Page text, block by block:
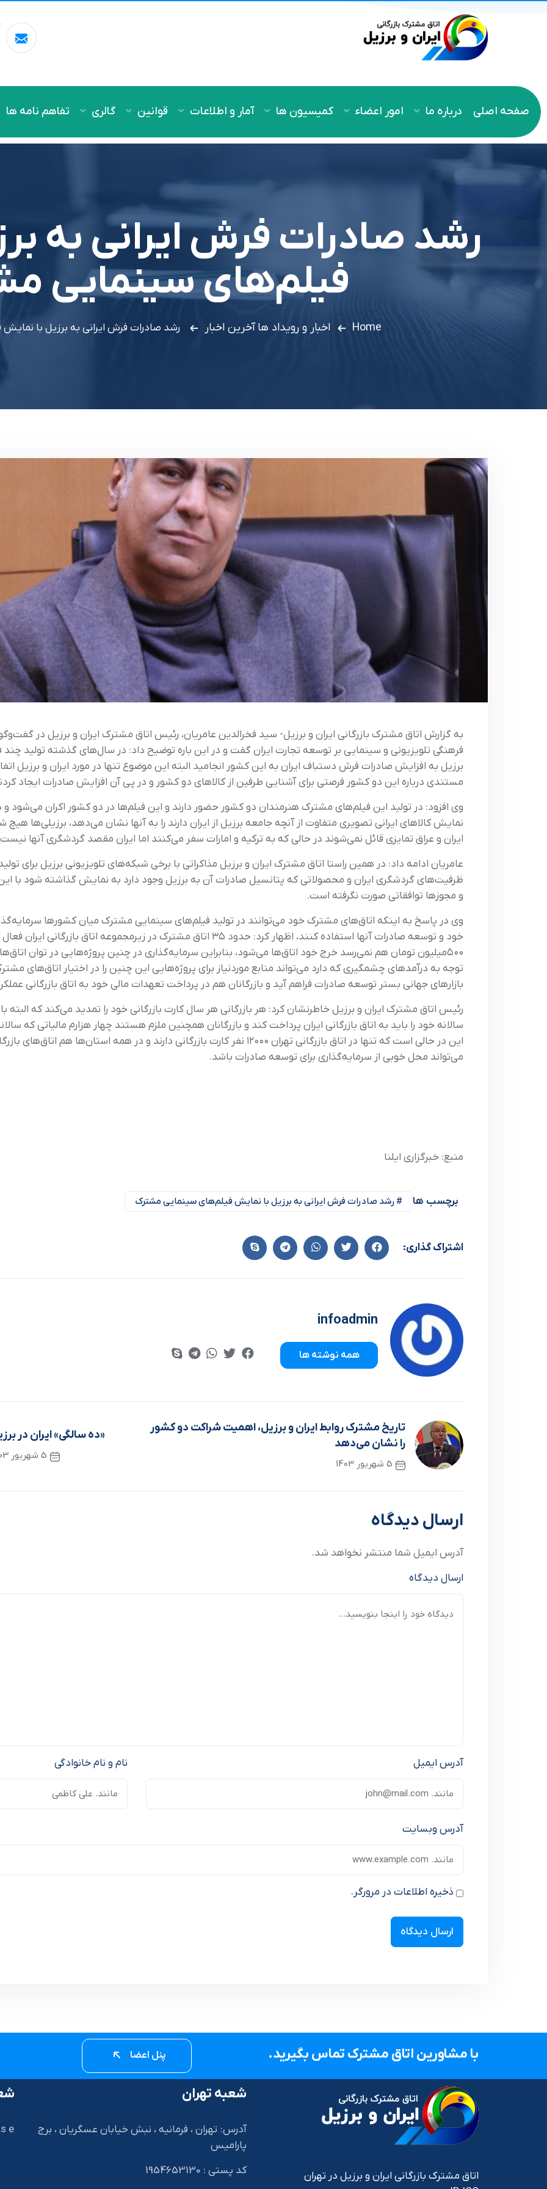
صفحه اصلی درباره ما امور اعضاء کمیسیون ها آمار و اطلاعات قوانین گالری تفاهم نامه ها
رشد صادرات فرش ایرانی به
فیلم‌های سینمایی
Home اخبار و رویداد ها آخرین اخبار رشد صادرات فرش ایرانی به برزیل با
به گزارش اتاق مشترک بازرگانی ایران و برزیل- سید فخرالدین عامریان، رئیس اتاق مشترک ایران و برزیل در گفت‌وگو
فرهنگی تلویزیونی و سینمایی بر توسعه تجارت ایران گفت و در این باره توضیح داد: در سال‌های گذشته تولید
برزیل به افزایش صادرات فرش دستباف ایران به این کشور انجامید البته این موضوع تنها در مورد ایران و برزیل
مستندی درباره این دو کشور فرصتی برای آشنایی طرفین از کالاهای دو کشور و در پی آن افزایش صادرات ایجاد
وی افزود: در تولید این فیلم‌های مشترک هنرمندان دو کشور حضور دارند و این فیلم‌ها در دو کشور اکران می‌شود و در
نمایش کالاهای ایرانی تصویری متفاوت از آنچه جامعه برزیل از ایران دارند را به آنها نشان می‌دهد، برزیلی‌ها
ایران و عراق تمایزی قائل نمی‌شوند در حالی که به ترکیه و امارات سفر می‌کنند اما ایران مقصد گردشگری آنها
عامریان ادامه داد: در همین راستا اتاق مشترک ایران و برزیل مذاکراتی با برخی شبکه‌های تلویزیونی برزیل برای
ظرفیت‌های گردشگری ایران و محصولاتی که پتانسیل صادرات آن به برزیل وجود دارد به نمایش گذاشته شود با
و مجوزها توافقاتی صورت نگرفته است.
وی در پاسخ به اینکه اتاق‌های مشترک خود می‌توانند در تولید فیلم‌های سینمایی مشترک میان کشورها
خود و توسعه صادرات آنها استفاده کنند، اظهار کرد: حدود ۳۵ اتاق مشترک در
۵۰۰میلیون تومان هم نمی‌رسد خرج خود اتاق‌ها می‌شود، بنابراین سرمایه‌گذاری در چنین پروژه‌‌هایی در توان
توجه به درآمدهای چشمگیری که دارد می‌تواند منابع موردنیاز برای پروژه‌هایی این چنین را در اختیار اتاق‌های
بازارهای جهانی بستر توسعه صادرات فراهم آید و بازرگانان هم در پرداخت تعهدات مالی خود به اتاق بازرگانی
رئیس اتاق مشترک ایران و برزیل خاطرنشان کرد: هر بازرگانی هر سال کارت بازرگانی خود را تمدید می‌کند که
سالانه خود را باید به اتاق بازرگانی ایران پرداخت کند و بازرگانان همچنین ملزم هستند چهار هزارم مالیاتی که
این در حالی است که تنها در اتاق بازرگانی تهران ۱۲۰۰۰ نفر کارت بازرگانی دارند و در
می‌تواند محل خوبی از سرمایه‌گذاری برای توسعه صادرات باشد.
منبع: خبرگزاری ایلنا
برچسب ها # رشد صادرات فرش ایرانی به برزیل با نمایش فیلم‌های سینمایی مشترک
اشتراک گذاری:
infoadmin
همه نوشته ها
تاریخ مشترک روابط ایران و برزیل، اهمیت شراکت دو کشور
را نشان می‌دهد
5 شهریور 1403
«ده سالگی» ایران در
5 شهریور 1403
ارسال دیدگاه
آدرس ایمیل شما منتشر نخواهد شد.
ارسال دیدگاه
نام و نام خانوادگی آدرس ایمیل
آدرس وبسایت
ذخیره اطلاعات در مرورگر.
با مشاورین اتاق مشترک تماس بگیرید. پنل اعضا
اتاق مشترک بازرگانی ایران و برزیل در تهران
شعبه تهران
آدرس: تهران ، فرمانیه ، نبش خیابان عسگریان ، برج
پارامیس
کد پستی : 1954653130
e